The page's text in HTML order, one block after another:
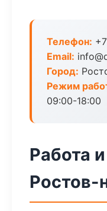
Телефон:
Email:
Город:
Режим
09:00-18:00
Работа
Ростов-